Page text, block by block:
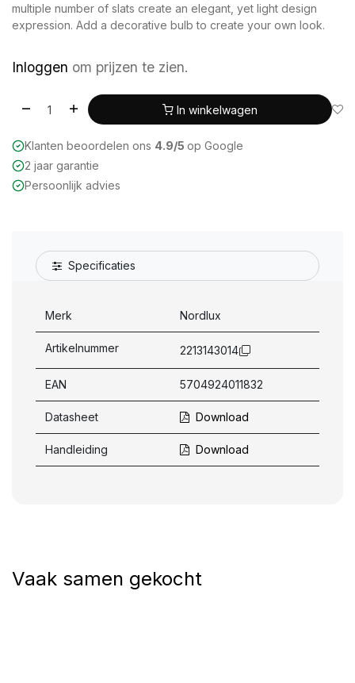
multiple number of slats create an elegant, yet light design
expression. Add a decorative bulb to create your own look.
Inloggen om prijzen te zien.
In winkelwagen
Klanten beoordelen ons 4.9/5 op Google
2 jaar garantie
Persoonlijk advies
Specificaties
Merk Nordlux
Artikelnummer 2213143014
EAN 5704924011832
Datasheet Download
Handleiding Download
Vaak samen gekocht